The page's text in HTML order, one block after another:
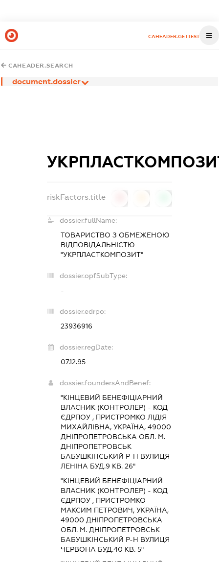
CAHEADER.GETTEST
CAHEADER.SEARCH
document.dossier
riskFactors.title
dossier.fullName:
ТОВАРИСТВО З ОБМЕЖЕНОЮ
ВІДПОВІДАЛЬНІСТЮ
"УКРПЛАСТКОМПОЗИТ"
dossier.opfSubType:
-
dossier.edrpo:
23936916
dossier.regDate:
07.12.95
dossier.foundersAndBenef:
"КІНЦЕВИЙ БЕНЕФІЦІАРНИЙ
ВЛАСНИК (КОНТРОЛЕР) - КОД
ЄДРПОУ , ПРИСТРОМКО ЛІДІЯ
МИХАЙЛІВНА, УКРАЇНА, 49000
ДНІПРОПЕТРОВСЬКА ОБЛ. М.
ДНІПРОПЕТРОВСЬК
БАБУШКІНСЬКИЙ Р-Н ВУЛИЦЯ
ЛЕНІНА БУД.9 КВ. 26"
"КІНЦЕВИЙ БЕНЕФІЦІАРНИЙ
ВЛАСНИК (КОНТРОЛЕР) - КОД
ЄДРПОУ , ПРИСТРОМКО
МАКСИМ ПЕТРОВИЧ, УКРАЇНА,
49000 ДНІПРОПЕТРОВСЬКА
ОБЛ. М. ДНІПРОПЕТРОВСЬК
БАБУШКІНСЬКИЙ Р-Н ВУЛИЦЯ
ЧЕРВОНА БУД.40 КВ. 5"